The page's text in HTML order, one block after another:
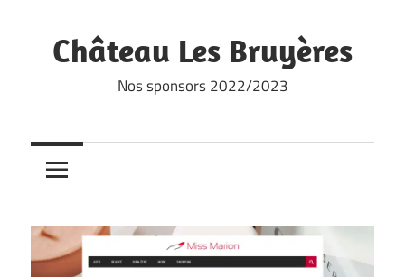
content
Château Les Bruyères
Nos sponsors 2022/2023